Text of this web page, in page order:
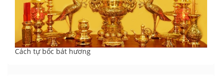
Cách tự bốc bát hương